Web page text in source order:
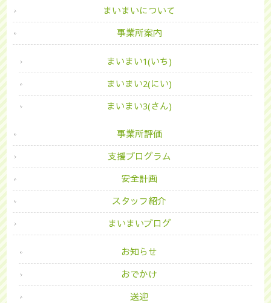
まいまいについて
事業所案内
まいまい1(いち)
まいまい2(にい)
まいまい3(さん)
事業所評価
支援プログラム
安全計画
スタッフ紹介
まいまいブログ
お知らせ
おでかけ
送迎